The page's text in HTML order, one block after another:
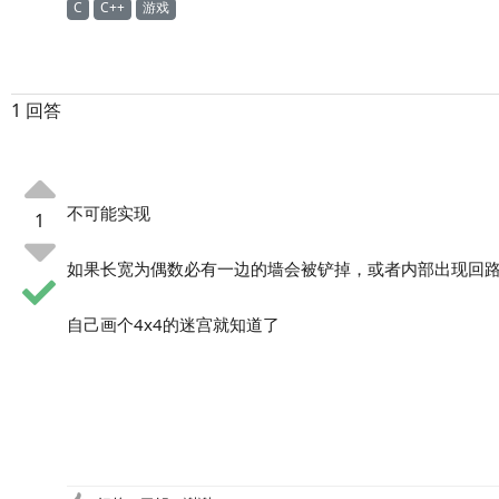
C C++ 游戏
1 回答
1 不可能实现
如果长宽为偶数必有一边的墙会被铲掉，或者内部出现回
自己画个4x4的迷宫就知道了